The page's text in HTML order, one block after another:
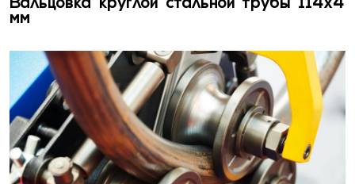
Вальцовка круглой стальной трубы 114х4
мм